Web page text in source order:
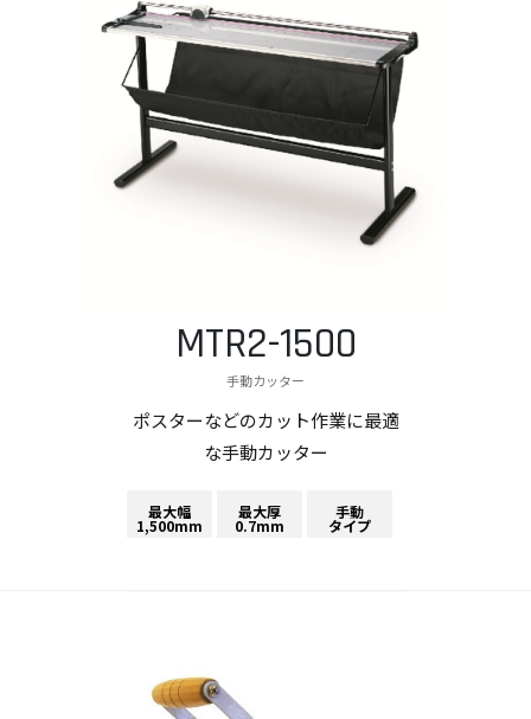
MTR2-1500
手動カッター
ポスターなどのカット作業に最適
な手動カッター
最大幅
1,500mm
最大厚
0.7mm
手動
タイプ